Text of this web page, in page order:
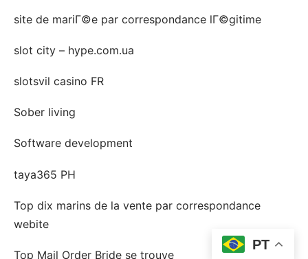
site de mariГ©e par correspondance lГ©gitime
slot city – hype.com.ua
slotsvil casino FR
Sober living
Software development
taya365 PH
Top dix marins de la vente par correspondance
webite
Top Mail Order Bride se trouve
PT